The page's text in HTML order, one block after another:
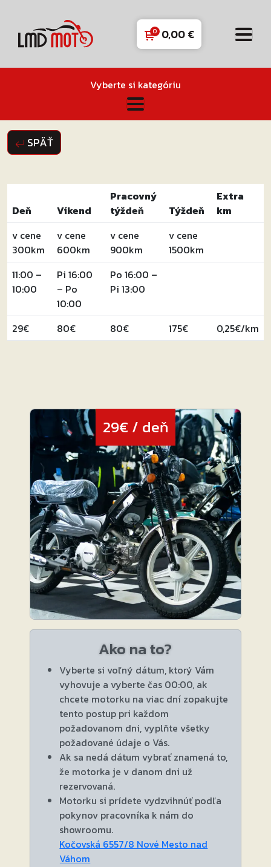
0,00€
Vyberte si kategóriu
SPÄŤ
Deň Víkend
Pracovný
týždeň
Týždeň
Extra
km
v cene
300km
v cene
600km
v cene
900km
v cene
1500km
11:00 –
10:00
Pi 16:00
– Po
10:00
Po 16:00 –
Pi 13:00
29€ 80€ 80€ 175€ 0,25€/km
29€ / deň
Ako na to?
Vyberte si voľný dátum, ktorý Vám
vyhovuje a vyberte čas 00:00, ak
chcete motorku na viac dní zopakujte
tento postup pri každom
požadovanom dni, vyplňte všetky
požadované údaje o Vás.
Ak sa nedá dátum vybrať znamená to,
že motorka je v danom dni už
rezervovaná.
Motorku si prídete vydzvihnúť podľa
pokynov pracovníka k nám do
showroomu.
Kočovská 6557/8 Nové Mesto nad
Váhom